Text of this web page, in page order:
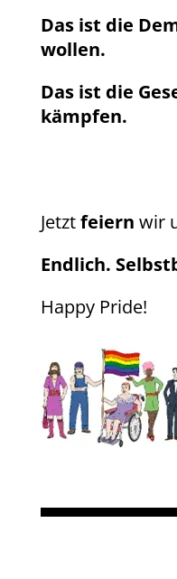
Das ist die
wollen.
Das ist die
kämpfen.
Jetztfeiern wir
Endlich.
Happy Pride!